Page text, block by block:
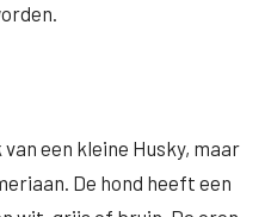
een kleine Husky, maar
De hond heeft een